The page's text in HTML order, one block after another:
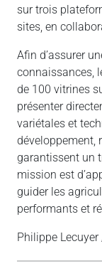
sur trois
sites, en
Afin d’assurer
connaissances,
de 100 vitrines
présenter
variétales et
développement,
garantissent un
mission est
guider les
performants et
Philippe Lecuyer